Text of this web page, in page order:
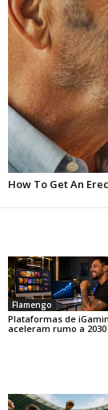
Flamengo
Plataformas de
aceleram rumo a 2030